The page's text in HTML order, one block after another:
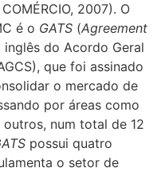
2007). O
é o GATS (Agreement
inglês do Acordo Geral
que foi assinado
o mercado de
por áreas como
num total de 12
possui quatro
o setor de